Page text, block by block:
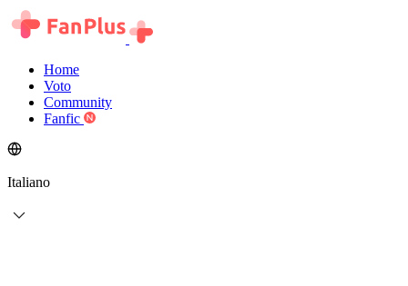
Home
Voto
Community
Fanfic
Italiano